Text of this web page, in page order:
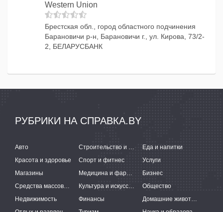
Western Union
Брестская обл., город областного подчинения
Барановичи р-н, Барановичи г., ул. Кирова, 73/2-
2, БЕЛАРУСБАНК
РУБРИКИ НА СПРАВКА.BY
Авто Строительство и ремонт
Еда и напитки
Красота и здоровье
Спорт и фитнес
Услуги
Магазины
Медицина и фармацевтика
Бизнес
Средства массовой информации
Культура и искусство
Общество
Недвижимость
Финансы
Домашние животные